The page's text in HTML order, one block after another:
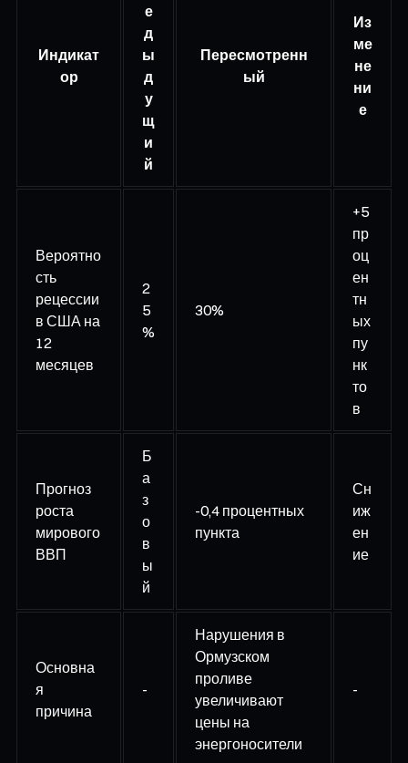
Индикат
ор
е
д
ы
д
у
щ
и
й
Пересмотренн
ый
Из
ме
не
ни
е
Вероятно
сть
рецессии
в США на
12
месяцев
2
5
%
30%
+5
пр
оц
ен
тн
ых
пу
нк
то
в
Прогноз
роста
мирового
ВВП
Б
а
з
о
в
ы
й
-0,4 процентных
пункта
Сн
иж
ен
ие
Основна
я
причина
-
Нарушения в
Ормузском
проливе
увеличивают
цены на
энергоносители
-